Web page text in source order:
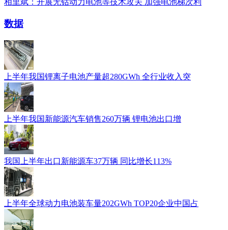
相里斌：开展无钴动力电池等技术攻关 加强电池梯次利
数据
上半年我国锂离子电池产量超280GWh 全行业收入突
上半年我国新能源汽车销售260万辆 锂电池出口增
我国上半年出口新能源车37万辆 同比增长113%
上半年全球动力电池装车量202GWh TOP20企业中国占